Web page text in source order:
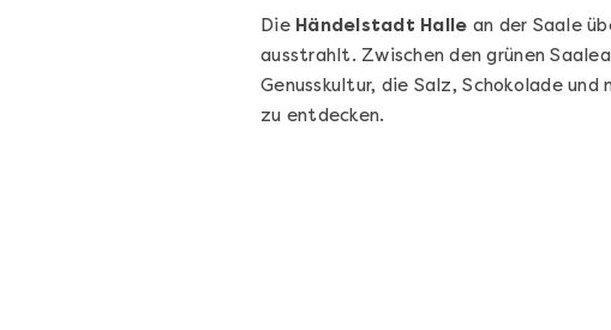
Die Händelstadt Halle an der Saale
ausstrahlt. Zwischen den grünen
Genusskultur, die Salz, Schokolade
zu entdecken.